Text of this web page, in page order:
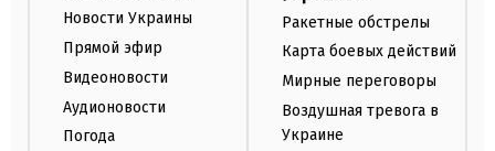
Новости Украины
Прямой эфир
Видеоновости
Аудионовости
Погода
Ракетные обстрелы
Карта боевых действий
Мирные переговоры
Воздушная тревога в
Украине